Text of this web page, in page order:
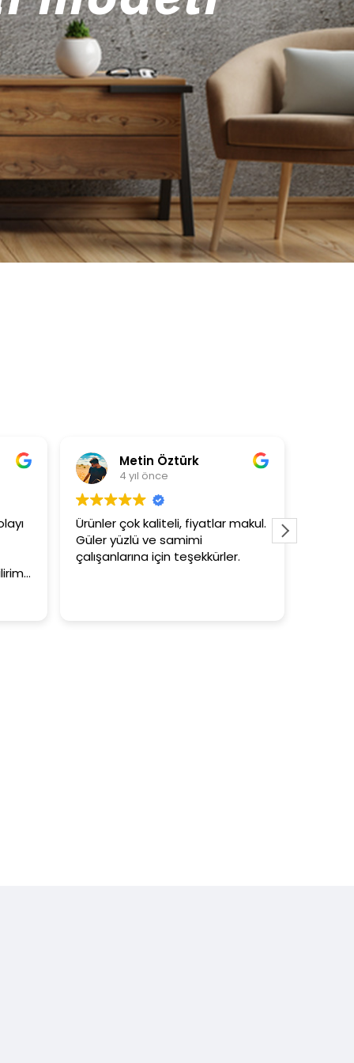
Metin Öztürk
4 yıl önce
Ürünler çok kaliteli, fiyatlar makul.
Güler yüzlü ve samimi
çalışanlarına için teşekkürler.
3+1 evin kagidini